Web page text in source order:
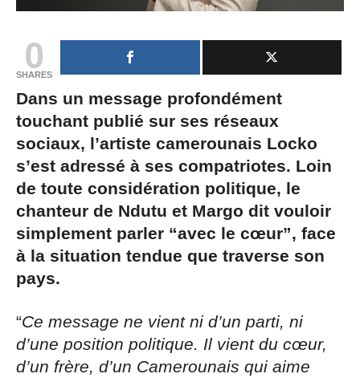
0
SHARES
Dans un message profondément
touchant publié sur ses réseaux
sociaux, l’artiste camerounais Locko
s’est adressé à ses compatriotes. Loin
de toute considération politique, le
chanteur de Ndutu et Margo dit vouloir
simplement parler “avec le cœur”, face
à la situation tendue que traverse son
pays.
“Ce message ne vient ni d’un parti, ni
d’une position politique. Il vient du cœur,
d’un frère, d’un Camerounais qui aime